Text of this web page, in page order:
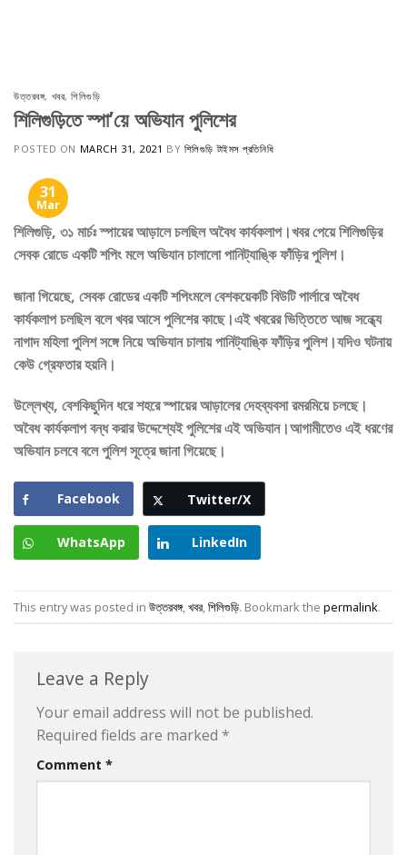
উত্তরবঙ্গ, খবর,শিলিগুড়ি
শিলিগুড়িতে স্পা’য়ে অভিযান পুলিশের
POSTED ON MARCH 31, 2021 BY শিলিগুড়ি টাইমস প্রতিনিধি
31
Mar
শিলিগুড়ি, ৩১ মার্চঃ স্পায়ের আড়ালে চলছিল অবৈধ কার্যকলাপ।খবর পেয়ে শিলিগুড়ির
সেবক রোডে একটি শপিং মলে অভিযান চালালো পানিট্যাঙ্কি ফাঁড়ির পুলিশ।
জানা গিয়েছে, সেবক রোডের একটি শপিংমলে বেশকয়েকটি বিউটি পার্লারে অবৈধ
কার্যকলাপ চলছিল বলে খবর আসে পুলিশের কাছে।এই খবরের ভিত্তিতে আজ সন্ধ্যে
নাগাদ মহিলা পুলিশ সঙ্গে নিয়ে অভিযান চালায় পানিট্যাঙ্কি ফাঁড়ির পুলিশ।যদিও ঘটনায়
কেউ গ্রেফতার হয়নি।
উল্লেখ্য, বেশকিছুদিন ধরে শহরে স্পায়ের আড়ালের দেহব্যবসা রমরমিয়ে চলছে।
অবৈধ কার্যকলাপ বন্ধ করার উদ্দেশ্যেই পুলিশের এই অভিযান।আগামীতেও এই ধরণের
অভিযান চলবে বলে পুলিশ সূত্রে জানা গিয়েছে।
Facebook Twitter/X
WhatsApp LinkedIn
This entry was posted in উত্তরবঙ্গ, খবর শিলিগুড়ি. Bookmark the permalink.
Leave a Reply
Your email address will not be published.
Required fields are marked *
Comment *